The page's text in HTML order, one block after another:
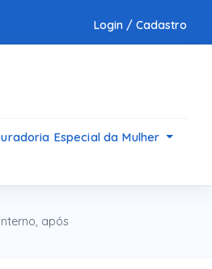
Login / Cadastro
Especial da Mulher
após